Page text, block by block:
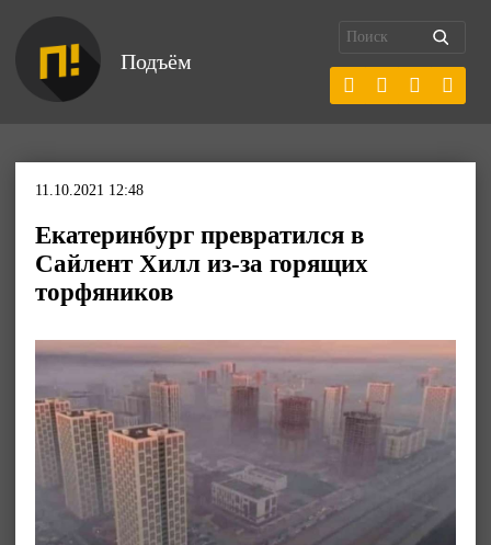
Подъём
11.10.2021 12:48
Екатеринбург превратился в
Сайлент Хилл из-за горящих
торфяников